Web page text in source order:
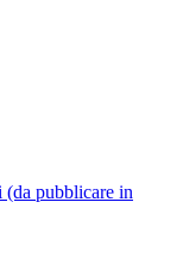
pubblicare in